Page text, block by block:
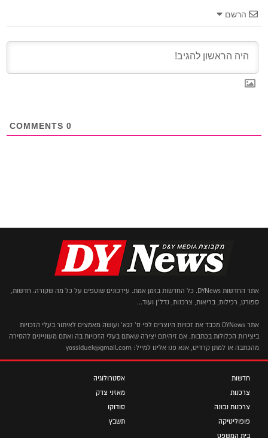
הרשם
0
אתר החדשות DYNews. כל החדשות בזמן אמת. עידכונים שוטפים על כל מה שקורה. חדשות,
ספורט, רכילות, בריאות, צרכנות, נדל"ן ועוד...
אתר DYNews מכבד את זכויות היוצרים לפי ס' 27א' ועושה מאמצים לאיתור בעלי הזכויות
ביצירות הכלולות בכתבות. אם זיהיתם יצירה שאתם בעלי הזכויות בה ואתם מעוניינים להסירה
מהכתבה או למתן קרדיט, אנא פנו אלינו למייל: yossiduek@gmail.com
חדשות
צרכנות
צרכנות נבונה
פופוליטיקה
בית המשפט
אסטרולוגיה
מאזני צדק
סודוקו
תשבץ